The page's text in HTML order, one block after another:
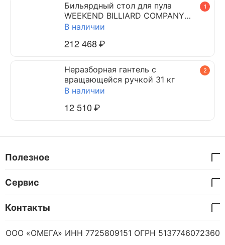
1
Бильярдный стол для пула
WEEKEND BILLIARD COMPANY
DYNAMIC TRIUMPH 7 ф (черный)
В наличии
212 468₽
2
Неразборная гантель c
вращающейся ручкой 31 кг
В наличии
12 510₽
Полезное
Сервис
Контакты
ООО «ОМЕГА» ИНН 7725809151 ОГРН 5137746072360